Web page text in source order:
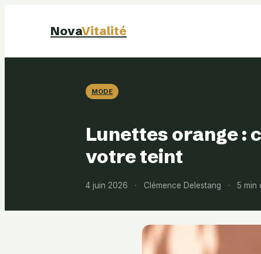
NovaVitalité
MODE
Lunettes orange :
votre teint
4 juin 2026 · Clémence Delestang · 5 min